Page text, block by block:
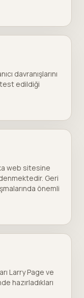
davranışlarını
test edildiği
web sitesine
Geri
önemli
Larry Page ve
hazırladıkları